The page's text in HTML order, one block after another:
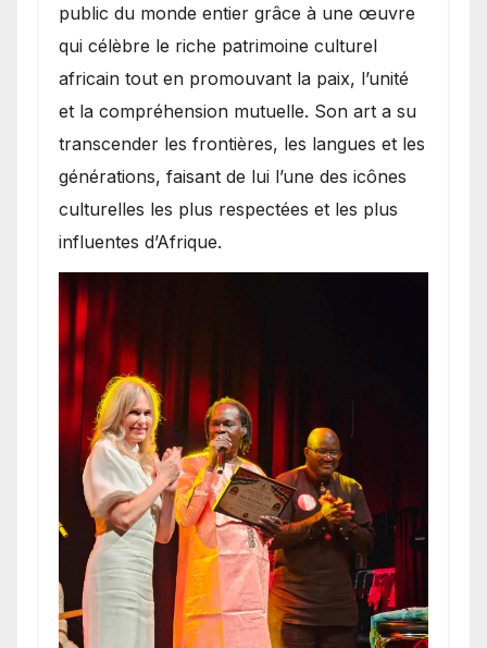
public du monde entier grâce à une œuvre
qui célèbre le riche patrimoine culturel
africain tout en promouvant la paix, l’unité
et la compréhension mutuelle. Son art a su
transcender les frontières, les langues et les
générations, faisant de lui l’une des icônes
culturelles les plus respectées et les plus
influentes d’Afrique.